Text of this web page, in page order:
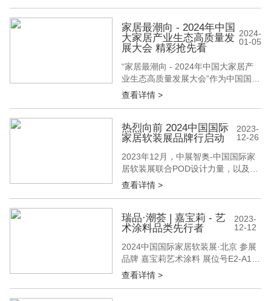
馆)召开。我们特别推出潮品呈新栏
目，抢先揭秘优选参展品牌的新品潮
品，让您先睹为快。（排名不分先后,
持续更新中......
家居最潮向 - 2024年中国
大家居产业生态高质量发
展大会 精彩抢先看
2024-
01-05
“家居最潮向 - 2024年中国大家居产
业生态高质量发展大会”作为中国国际
家居软装展主论坛，将于2024年3月
软装展·北京以墙面饰材为核心，从跨
界到无界覆盖家居软装全品类。为了
探索软装行业的未来发展方向，为软
装行业升级启迪新思...
查看详情 >
热烈向前 2024中国国际
家居软装展品牌行启动
2023-
12-26
2023年12月，中展智奥-中国国际家
居软装展联合POD设计力量，以及新
浪家居、搜狐家居等多家媒体发
业的创新亮点和企业在产品设计、制
造、营销等方面的独特经验，并结合
大典、展会、媒体和设计师等多渠道
的资源与优势，共同探讨家居行业的
市...
查看详情 >
瑞品·潮荟 | 嘉宝莉 - 艺
术涂料品类先行者
2023-
12-12
2024中国国际家居软装展·北京 参展
品牌 嘉宝莉艺术涂料 展位号E2-A10
于平面，超越平凡 嘉宝莉艺术涂料
查看详情 >